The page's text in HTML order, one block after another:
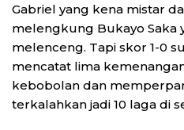
Gabriel yang kena mistar
melengkung Bukayo Saka
melenceng. Tapi skor 1-0
mencatat lima
kebobolan dan
terkalahkan jadi 10 laga di